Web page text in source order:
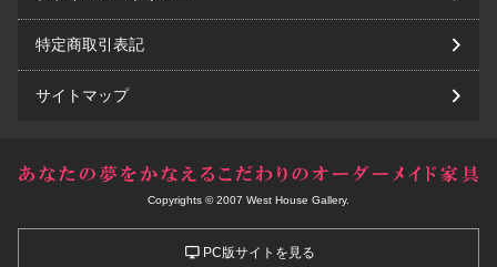
特定商取引表記
サイトマップ
Copyrights © 2007 West House Gallery.
PC版サイトを見る